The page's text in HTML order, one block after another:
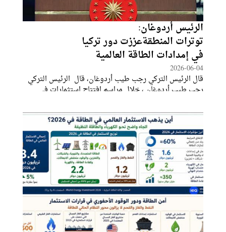
الرئيس أردوغان:
توترات المنطقةعززت دور تركيا
في إمدادات الطاقة العالمية
2026-06-04
قال الرئيس التركي رجب طيب أردوغان، قال الرئيس التركي
رجب طيب أردوغان ، خلال مراسم افتتاح استثمارات في
"مركز ثقل" في مجال الطاقة، في ظل التوترات والتطورات
الراهنة في المنطقة. مؤكداً